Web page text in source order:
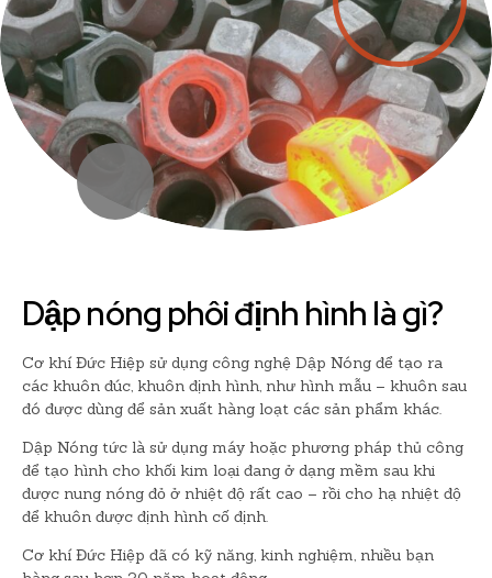
Dập nóng phôi định hình là gì?
Cơ khí Đức Hiệp sử dụng công nghệ Dập Nóng để tạo ra
các khuôn đúc, khuôn định hình, như hình mẫu – khuôn sau
đó được dùng để sản xuất hàng loạt các sản phẩm khác.
Dập Nóng tức là sử dụng máy hoặc phương pháp thủ công
để tạo hình cho khối kim loại đang ở dạng mềm sau khi
được nung nóng đỏ ở nhiệt độ rất cao – rồi cho hạ nhiệt độ
để khuôn được định hình cố định.
Cơ khí Đức Hiệp đã có kỹ năng, kinh nghiệm, nhiều bạn